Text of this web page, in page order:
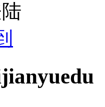
yuedu